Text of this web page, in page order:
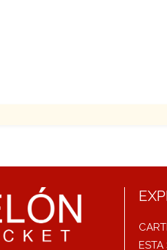
ESTA